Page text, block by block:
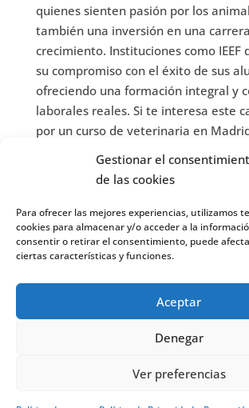
Gestionar el
de las cookies
Para ofrecer las mejores experiencias, utilizamos
cookies para almacenar y/o acceder a la
consentir o retirar el consentimiento, puede
ciertas características y funciones.
Aceptar
Denegar
Ver preferencias
quienes sienten pasión por los
también una inversión en una
crecimiento. Instituciones como IEEF
su compromiso con el éxito de sus
ofreciendo una formación integral y
laborales reales. Si te interesa este
por un curso de veterinaria en
presencial u online, puede ser el
hacia una profesión llena de
aquí
IEEFrealizacursos de formación
Madridycursos online. Estos cursos